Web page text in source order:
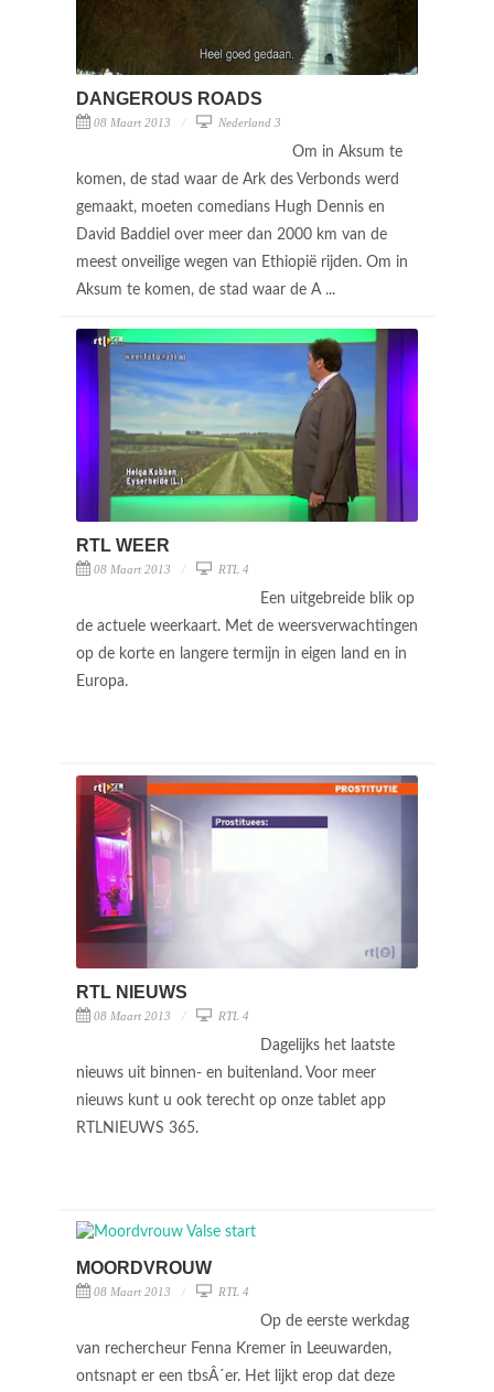
DANGEROUS ROADS
08 Maart 2013 Nederland 3
Om in Aksum te
komen, de stad waar de Ark des Verbonds werd
gemaakt, moeten comedians Hugh Dennis en
David Baddiel over meer dan 2000 km van de
meest onveilige wegen van Ethiopië rijden. Om in
Aksum te komen, de stad waar de A ...
RTL WEER
08 Maart 2013 RTL 4
Een uitgebreide blik op
de actuele weerkaart. Met de weersverwachtingen
op de korte en langere termijn in eigen land en in
Europa.
RTL NIEUWS
08 Maart 2013 RTL 4
Dagelijks het laatste
nieuws uit binnen- en buitenland. Voor meer
nieuws kunt u ook terecht op onze tablet app
RTLNIEUWS 365.
MOORDVROUW
08 Maart 2013 RTL 4
Op de eerste werkdag
van rechercheur Fenna Kremer in Leeuwarden,
ontsnapt er een tbsÂ´er. Het lijkt erop dat deze